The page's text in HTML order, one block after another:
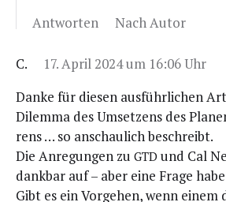
Antworten
Nach Autor
C.
17. April 2024 um 16:06 Uhr
Dan­ke für die­sen aus­führ­li­chen
Dilem­ma des Umset­zens des
rens … so anschau­lich beschreibt.
Die Anre­gun­gen zu GTD und Cal
dank­bar auf – aber eine Fra­ge
Gibt es ein Vor­ge­hen, wenn